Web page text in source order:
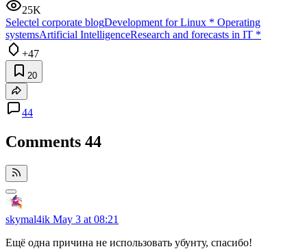
25K
Selectel corporate blogDevelopment for Linux * Operating
systemsArtificial IntelligenceResearch and forecasts in IT *
+47
20
44
Comments 44
skymal4ik May 3 at 08:21
Ещё одна причина не использовать убунту, спасибо!